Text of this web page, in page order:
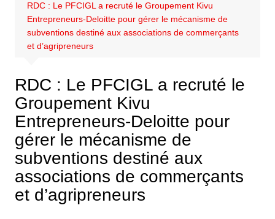
RDC : Le PFCIGL a recruté le Groupement Kivu
Entrepreneurs-Deloitte pour gérer le mécanisme de
subventions destiné aux associations de commerçants
et d’agripreneurs
RDC : Le PFCIGL a recruté le
Groupement Kivu
Entrepreneurs-Deloitte pour
gérer le mécanisme de
subventions destiné aux
associations de commerçants
et d’agripreneurs